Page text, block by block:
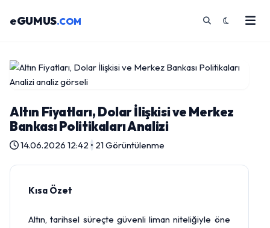
eGUMUS.COM
Altın Fiyatları, Dolar İlişkisi ve Merkez
Bankası Politikaları Analizi
14.06.2026 12:42 • 21 Görüntülenme
Kısa Özet
Altın, tarihsel süreçte güvenli liman niteliğiyle öne